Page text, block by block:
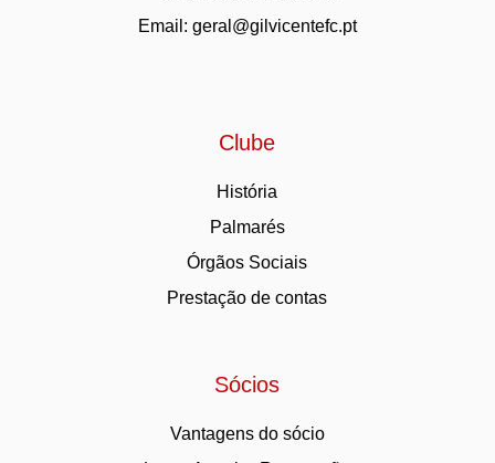
Email: geral@gilvicentefc.pt
Clube
História
Palmarés
Órgãos Sociais
Prestação de contas
Sócios
Vantagens do sócio